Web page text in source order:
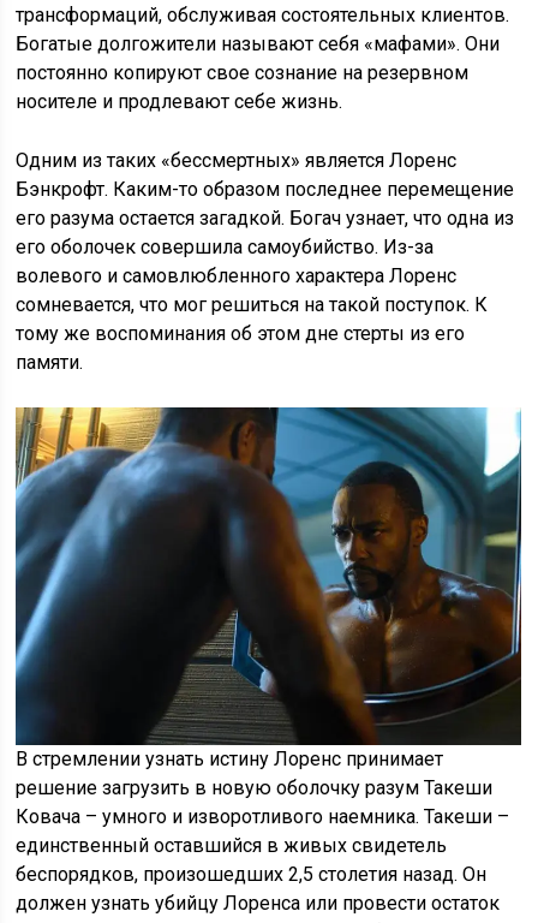
трансформаций, обслуживая состоятельных клиентов.
Богатые долгожители называют себя «мафами». Они
постоянно копируют свое сознание на резервном
носителе и продлевают себе жизнь.
Одним из таких «бессмертных» является Лоренс
Бэнкрофт. Каким-то образом последнее перемещение
его разума остается загадкой. Богач узнает, что одна из
его оболочек совершила самоубийство. Из-за
волевого и самовлюбленного характера Лоренс
сомневается, что мог решиться на такой поступок. К
тому же воспоминания об этом дне стерты из его
памяти.
В стремлении узнать истину Лоренс принимает
решение загрузить в новую оболочку разум Такеши
Ковача – умного и изворотливого наемника. Такеши –
единственный оставшийся в живых свидетель
беспорядков, произошедших 2,5 столетия назад. Он
должен узнать убийцу Лоренса или провести остаток